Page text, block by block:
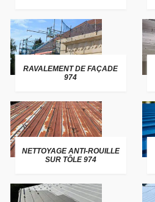
RAVALEMENT DE FAÇADE
974
NETTOYAGE ANTI-ROUILLE
SUR TÔLE 974